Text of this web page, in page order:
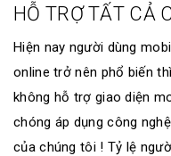
HỖ TRỢ TẤT CẢ
Hiện nay người dùng
online trở nên phổ biến
không hỗ trợ giao diện
chóng áp dụng công
của chúng tôi ! Tỷ lệ